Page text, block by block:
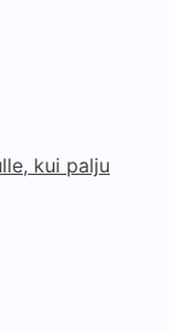
kui palju